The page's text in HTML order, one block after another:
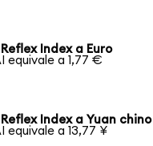
Reflex Index a Euro
equivale a 1,77 €
Reflex Index a Yuan chino
equivale a 13,77 ¥